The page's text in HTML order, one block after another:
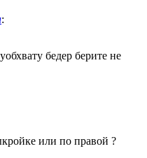
:
бедер берите не
или по правой ?